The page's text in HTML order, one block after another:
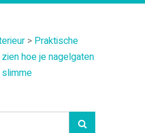
> Praktische
hoe je nagelgaten